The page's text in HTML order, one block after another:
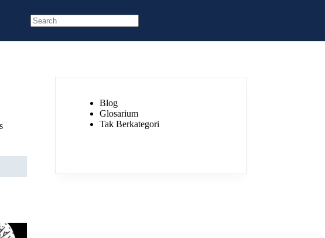
results
Blog
Glosarium
Tak Berkategori